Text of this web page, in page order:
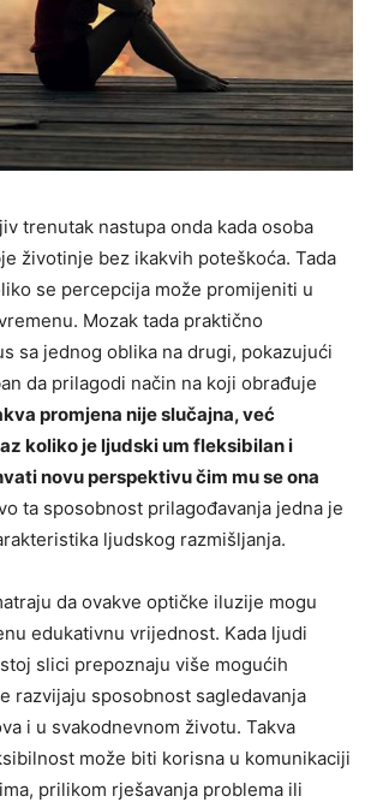
trenutak nastupa onda kada osoba
životinje bez ikakvih poteškoća. Tada
se percepcija može promijeniti u
Mozak tada praktično
sa jednog oblika na drugi, pokazujući
da prilagodi način na koji obrađuje
promjena nije slučajna, već
koliko je ljudski um fleksibilan i
novu perspektivu čim mu se ona
ta sposobnost prilagođavanja jedna je
ljudskog razmišljanja.
da ovakve optičke iluzije mogu
edukativnu vrijednost. Kada ljudi
slici prepoznaju više mogućih
razvijaju sposobnost sagledavanja
i u svakodnevnom životu. Takva
može biti korisna u komunikaciji
prilikom rješavanja problema ili